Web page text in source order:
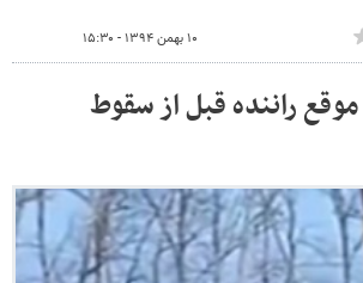
۱۰ بهمن ۱۳۹۴ - ۱۵:۳۰
راننده قبل از سقوط